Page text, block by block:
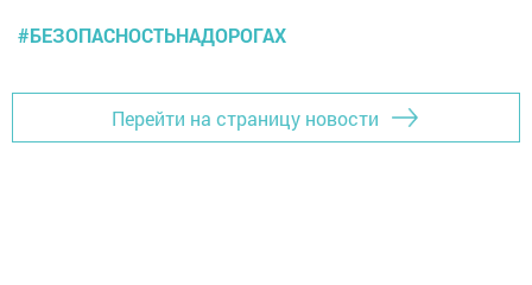
#БЕЗОПАСНОСТЬНАДОРОГАХ
Перейти на страницу новости